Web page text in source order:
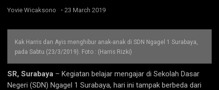
Yovie Wicaksono - 23 March 2019
Kak Harris dan Ayis menghibur anak-anak di SDN Ngagel 1 Surabaya,
pada Sabtu (23/3/2019). Foto : (Harris Rizki)
SR, Surabaya – Kegiatan belajar mengajar di Sekolah Dasar
Negeri (SDN) Ngagel 1 Surabaya, hari ini tampak berbeda dari